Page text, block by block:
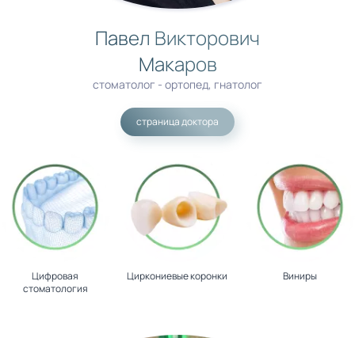
Павел Викторович
Макаров
стоматолог - ортопед, гнатолог
страница доктора
Цифровая
стоматология
Циркониевые коронки Виниры